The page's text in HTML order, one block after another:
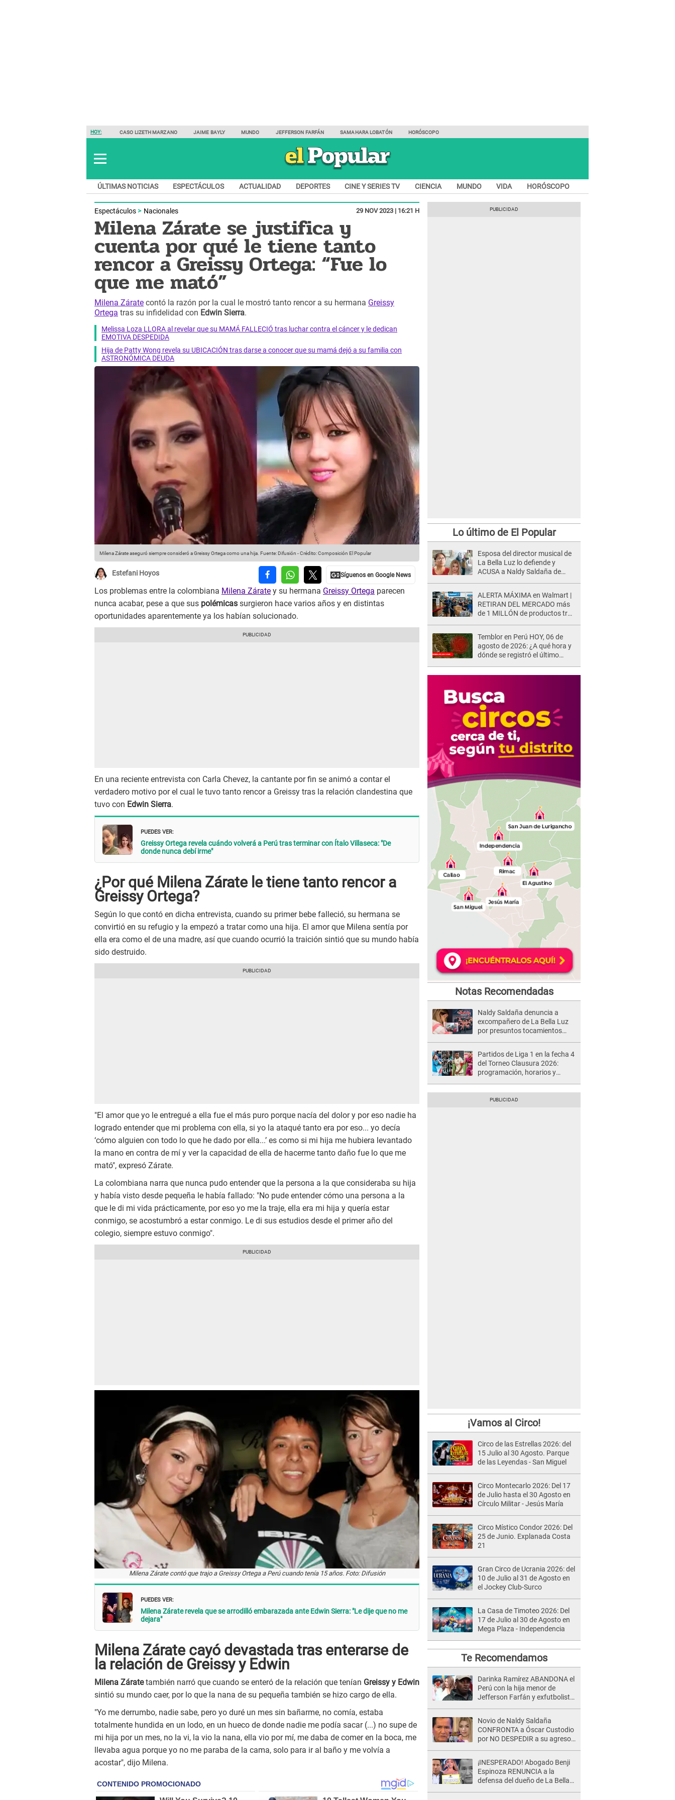
HOY: CASO LIZETH MARZANO JAIME BAYLY MUNDO JEFFERSON FARFÁN SAMAHARA LOBATÓN HORÓSCOPO
ÚLTIMAS NOTICIAS ESPECTÁCULOS ACTUALIDAD DEPORTES CINE Y SERIES TV CIENCIA MUNDO VIDA HORÓSCOPO
Espectáculos Nacionales 29 NOV 2023 | 16:21 H
Milena Zárate se justifica y
cuenta por qué le tiene tanto
rencor a Greissy Ortega: “Fue lo
que me mató”
Milena Zárate contó la razón por la cual le mostró tanto rencor a su hermana Greissy
Ortega tras su infidelidad con Edwin Sierra.
Melissa Loza LLORA al revelar que su MAMÁ FALLECIÓ tras luchar contra el cáncer y le dedican
EMOTIVA DESPEDIDA
Hija de Patty Wong revela su UBICACIÓN tras darse a conocer que su mamá dejó a su familia con
ASTRONÓMICA DEUDA
Milena Zárate aseguró siempre consideró a Greissy Ortega como una hija. Fuente: Difusión -Crédito: Composición El Popular
Estefani Hoyos
Los problemas entre la colombiana Milena Zárate y su hermana Greissy Ortega parecen
nunca acabar, pese a que sus polémicas surgieron hace varios años y en distintas
oportunidades aparentemente ya los habían solucionado.
En una reciente entrevista con Carla Chevez, la cantante por fin se animó a contar el
verdadero motivo por el cual le tuvo tanto rencor a Greissy tras la relación clandestina que
tuvo con Edwin Sierra.
PUEDES VER:
Greissy Ortega revela cuándo volverá a Perú tras terminar con Ítalo Villaseca: "De
donde nunca debí irme"
¿Por qué Milena Zárate le tiene tanto rencor a
Greissy Ortega?
Según lo que contó en dicha entrevista, cuando su primer bebe falleció, su hermana se
convirtió en su refugio y la empezó a tratar como una hija. El amor que Milena sentía por
ella era como el de una madre, así que cuando ocurrió la traición sintió que su mundo había
sido destruido.
"El amor que yo le entregué a ella fue el más puro porque nacía del dolor y por eso nadie ha
logrado entender que mi problema con ella, si yo la ataqué tanto era por eso... yo decía
‘cómo alguien con todo lo que he dado por ella...’ es como si mi hija me hubiera levantado
la mano en contra de mí y ver la capacidad de ella de hacerme tanto daño fue lo que me
mató", expresó Zárate.
La colombiana narra que nunca pudo entender que la persona a la que consideraba su hija
y había visto desde pequeña le había fallado: "No pude entender cómo una persona a la
que le di mi vida prácticamente, por eso yo me la traje, ella era mi hija y quería estar
conmigo, se acostumbró a estar conmigo. Le di sus estudios desde el primer año del
colegio, siempre estuvo conmigo".
Milena Zárate contó que trajo a Greissy Ortega a Perú cuando tenía 15 años. Foto: Difusión
PUEDES VER:
Milena Zárate revela que se arrodilló embarazada ante Edwin Sierra: "Le dije que no me
dejara"
Milena Zárate cayó devastada tras enterarse de
la relación de Greissy y Edwin
Milena Záratetambién narró que cuando se enteró de la relación que tenían Greissy y Edwin
sintió su mundo caer, por lo que la nana de su pequeña también se hizo cargo de ella.
"Yo me derrumbo, nadie sabe, pero yo duré un mes sin bañarme, no comía, estaba
totalmente hundida en un lodo, en un hueco de donde nadie me podía sacar (...) no supe de
mi hija por un mes, no la vi, la vio la nana, ella vio por mí, me daba de comer en la boca, me
llevaba agua porque yo no me paraba de la cama, solo para ir al baño y me volvía a
acostar", dijo Milena.
Lo último de El Popular
Esposa del director musical de
La Bella Luz lo defiende y
ACUSA a Naldy Saldaña de
otros integrantes
ALERTA MÁXIMA en Walmart |
RETIRAN DEL MERCADO más
de 1 MILLÓN de productos tras
Temblor en Perú HOY, 06 de
agosto de 2026: ¿A qué hora y
dónde se registró el último
Notas Recomendadas
Naldy Saldaña denuncia a
excompañero de La Bella Luz
por presuntos tocamientos
Partidos de Liga 1 en la fecha 4
del Torneo Clausura 2026:
programación, horarios y
¡Vamos al Circo!
Circo de las Estrellas 2026: del
15 Julio al 30 Agosto. Parque
de las Leyendas - San Miguel
Circo Montecarlo 2026: Del 17
de Julio hasta el 30 Agosto en
Círculo Militar - Jesús María
Circo Místico Condor 2026: Del
25 de Junio. Explanada Costa
21
Gran Circo de Ucrania 2026: del
10 de Julio al 31 de Agosto en
el Jockey Club-Surco
La Casa de Timoteo 2026: Del
17 de Julio al 30 de Agosto en
Mega Plaza - Independencia
Te Recomendamos
Darinka Ramírez ABANDONA el
Perú con la hija menor de
Jefferson Farfán y exfutbolista
Novio de Naldy Saldaña
CONFRONTA a Óscar Custodio
por NO DESPEDIR a su agresor
¡INESPERADO! Abogado Benji
Espinoza RENUNCIA a la
defensa del dueño de La Bella